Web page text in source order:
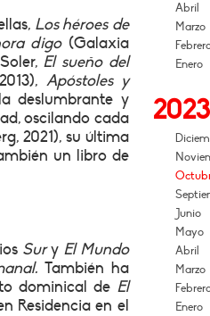
Los héroes de
digo(Galaxia
El sueño del
Apóstoles y
deslumbrante y
oscilando cada
2021), su última
un libro de
SuryEl Mundo
También ha
dominical de El
Residencia en el
Abril
Marzo
Enero
2023
Junio
Mayo
Abril
Marzo
Enero